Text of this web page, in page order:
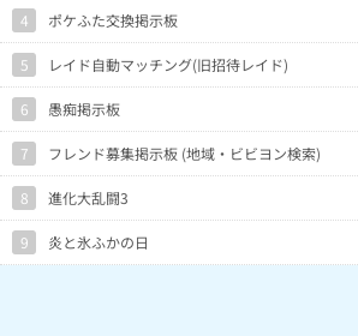
4 ポケふた交換掲示板
5 レイド自動マッチング(旧招待レイド)
6 愚痴掲示板
7 フレンド募集掲示板 (地域・ビビヨン検索)
8 進化大乱闘3
9 炎と氷ふかの日